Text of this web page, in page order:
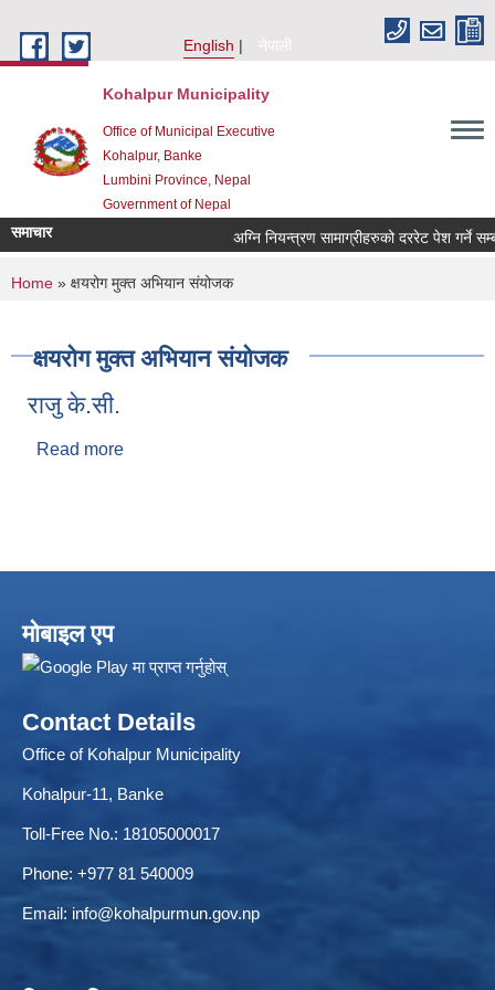
English
नेपाली
Kohalpur Municipality
Office of Municipal Executive
Kohalpur, Banke
Lumbini Province, Nepal
Government of Nepal
समाचार
You are here
Home » क्षयरोग मुक्त अभियान संयोजक
क्षयरोग मुक्त अभियान संयोजक
राजु के.सी.
Read more
मोबाइल एप
Contact Details
Office of Kohalpur Municipality
Kohalpur-11, Banke
Toll-Free No.: 18105000017
Phone: +977 81 540009
Email: info@kohalpurmun.gov.np